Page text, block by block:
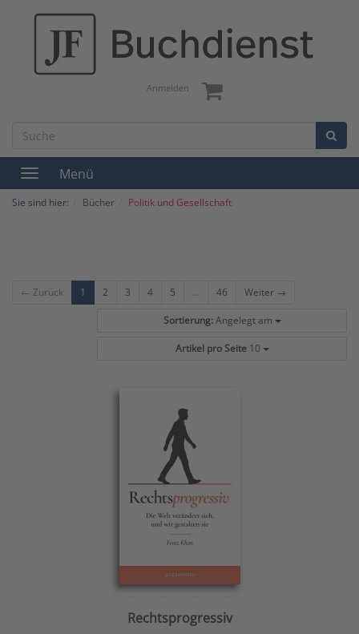
Anmelden
Toggle
navigation
Menü
Sie sind hier: Bücher Politik und Gesellschaft
← Zurück 1 2 3 4 5 ... 46 Weiter →
Sortierung: Angelegt am
Artikel pro Seite 10
Rechtsprogressiv